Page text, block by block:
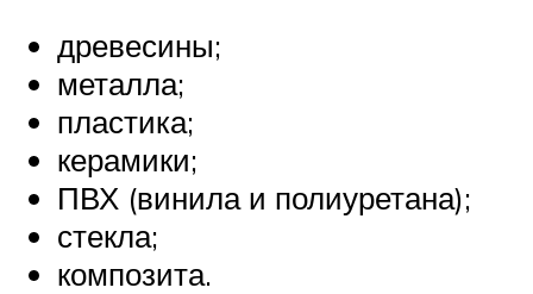
древесины;
металла;
пластика;
керамики;
ПВХ (винила и полиуретана);
стекла;
композита.